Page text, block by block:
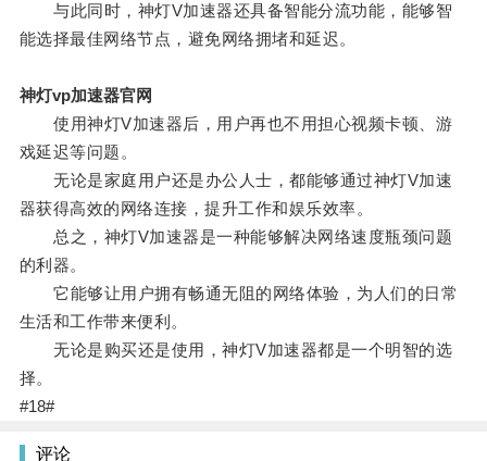
与此同时，神灯V加速器还具备智能分流功能，能够智
能选择最佳网络节点，避免网络拥堵和延迟。
神灯vp加速器官网
使用神灯V加速器后，用户再也不用担心视频卡顿、游
戏延迟等问题。
无论是家庭用户还是办公人士，都能够通过神灯V加速
器获得高效的网络连接，提升工作和娱乐效率。
总之，神灯V加速器是一种能够解决网络速度瓶颈问题
的利器。
它能够让用户拥有畅通无阻的网络体验，为人们的日常
生活和工作带来便利。
无论是购买还是使用，神灯V加速器都是一个明智的选
择。
#18#
评论